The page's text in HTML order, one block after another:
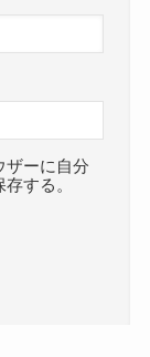
ザーに自分
する。